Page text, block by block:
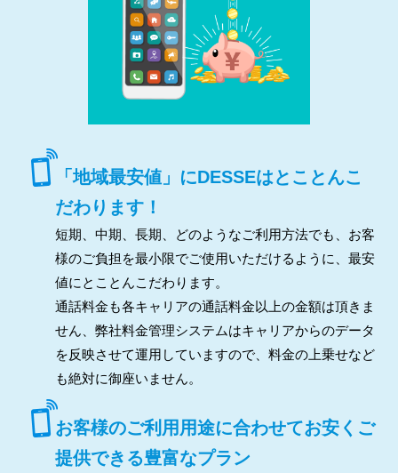
「地域最安値」にDESSEはとことんこ
だわります！
短期、中期、長期、どのようなご利用方法でも、お客
様のご負担を最小限でご使用いただけるように、最安
値にとことんこだわります。
通話料金も各キャリアの通話料金以上の金額は頂きま
せん、弊社料金管理システムはキャリアからのデータ
を反映させて運用していますので、料金の上乗せなど
も絶対に御座いません。
お客様のご利用用途に合わせてお安くご
提供できる豊富なプラン